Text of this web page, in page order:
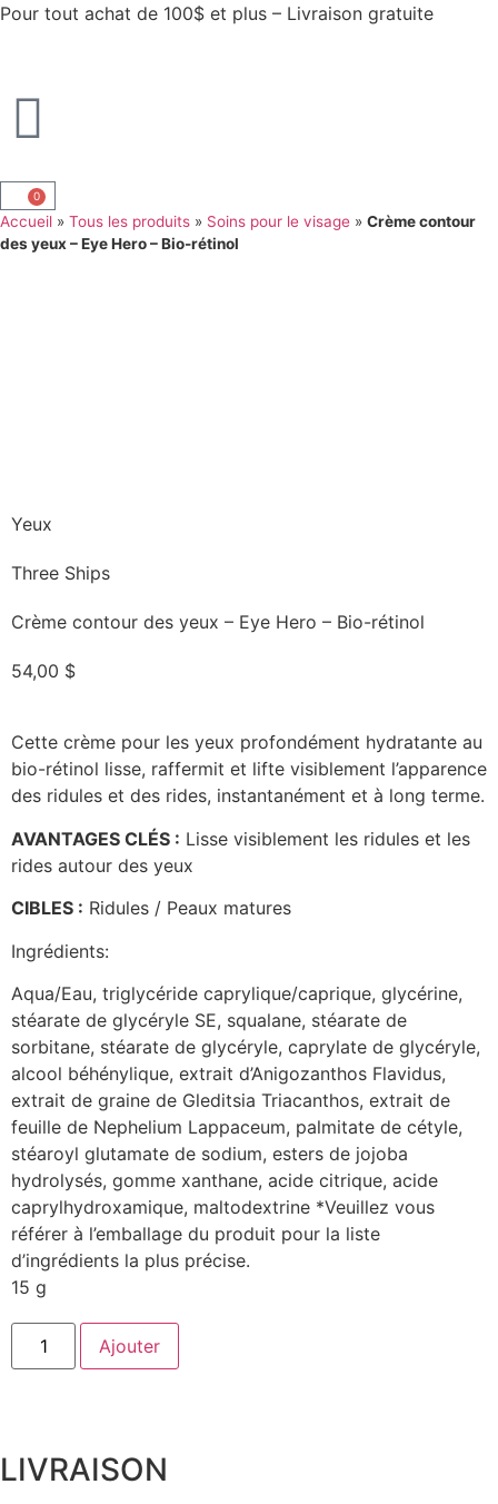
Pour tout achat de 100$ et plus – Livraison gratuite
0
Accueil » Tous les produits » Soins pour le visage » Crème contour
des yeux – Eye Hero – Bio-rétinol
Yeux
Three Ships
Crème contour des yeux – Eye Hero – Bio-rétinol
54,00 $
Cette crème pour les yeux profondément hydratante au
bio-rétinol lisse, raffermit et lifte visiblement l’apparence
des ridules et des rides, instantanément et à long terme.
AVANTAGES CLÉS : Lisse visiblement les ridules et les
rides autour des yeux
CIBLES : Ridules / Peaux matures
Ingrédients:
Aqua/Eau, triglycéride caprylique/caprique, glycérine,
stéarate de glycéryle SE, squalane, stéarate de
sorbitane, stéarate de glycéryle, caprylate de glycéryle,
alcool béhénylique, extrait d’Anigozanthos Flavidus,
extrait de graine de Gleditsia Triacanthos, extrait de
feuille de Nephelium Lappaceum, palmitate de cétyle,
stéaroyl glutamate de sodium, esters de jojoba
hydrolysés, gomme xanthane, acide citrique, acide
caprylhydroxamique, maltodextrine *Veuillez vous
référer à l’emballage du produit pour la liste
d’ingrédients la plus précise.
15 g
Ajouter
LIVRAISON